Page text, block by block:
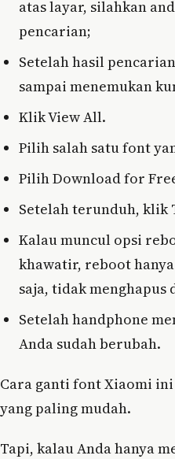
atas layar, silahkan
pencarian;
Setelah hasil
sampai menemukan
Klik View All.
Pilih salah satu font
Pilih Download for
Setelah terunduh, klik
Kalau muncul opsi
khawatir, reboot
saja, tidak menghapus
Setelah handphone
Anda sudah berubah.
Cara ganti font Xiaomi
yang paling mudah.
Tapi, kalau Anda hanya